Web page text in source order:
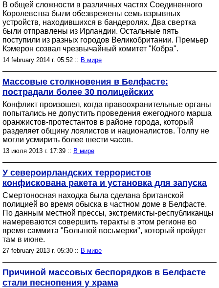
В общей сложности в различных частях Соединенного
Королевства были обезврежены семь взрывных
устройств, находившихся в бандеролях. Два свертка
были отправлены из Ирландии. Остальные пять
поступили из разных городов Великобритании. Премьер
Кэмерон созвал чрезвычайный комитет "Кобра".
14 february 2014 г. 05:52 :: В мире
Массовые столкновения в Белфасте:
пострадали более 30 полицейских
Конфликт произошел, когда правоохранительные органы
попытались не допустить проведения ежегодного марша
оранжистов-протестантов в районе города, который
разделяет общину лоялистов и националистов. Толпу не
могли усмирить более шести часов.
13 июля 2013 г. 17:39 :: В мире
У североирландских террористов
конфискована ракета и установка для запуска
Смертоносная находка была сделана британской
полицией во время обыска в частном доме в Белфасте.
По данным местной прессы, экстремисты-республиканцы
намереваются совершить теракты в этом регионе во
время саммита "Большой восьмерки", который пройдет
там в июне.
27 february 2013 г. 05:30 :: В мире
Причиной массовых беспорядков в Белфасте
стали песнопения у храма